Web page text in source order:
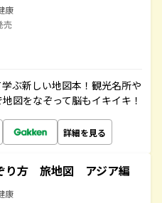
康
売
ぶ新しい地図本！観光名所や
図をなぞって脳もイキイキ！
詳細を見る
り方 旅地図 アジア編
康